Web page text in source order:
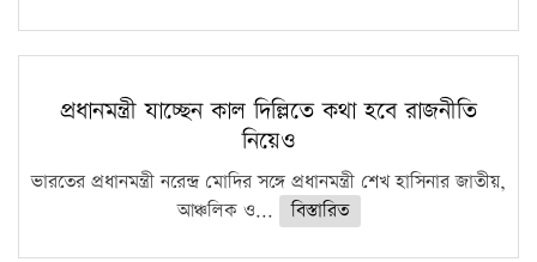
প্রধানমন্ত্রী যাচ্ছেন কাল দিল্লিতে কথা হবে রাজনীতি
নিয়েও
ভারতের প্রধানমন্ত্রী নরেন্দ্র মোদির সঙ্গে প্রধানমন্ত্রী শেখ হাসিনার জাতীয়,
আঞ্চলিক ও...
বিস্তারিত